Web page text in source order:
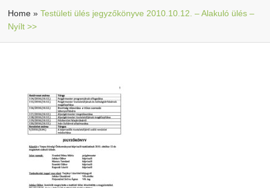
Home »Testületi ülés jegyzőkönyve 2010.10.12. – Alakuló ülés –
Nyílt >>